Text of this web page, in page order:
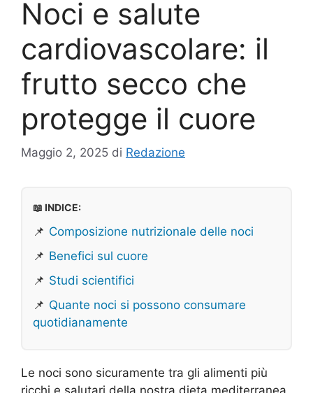
Noci e salute
cardiovascolare: il
frutto secco che
protegge il cuore
Maggio 2, 2025 di Redazione
📖 INDICE:
📌 Composizione nutrizionale delle noci
📌 Benefici sul cuore
📌 Studi scientifici
📌 Quante noci si possono consumare
quotidianamente
Le noci sono sicuramente tra gli alimenti più